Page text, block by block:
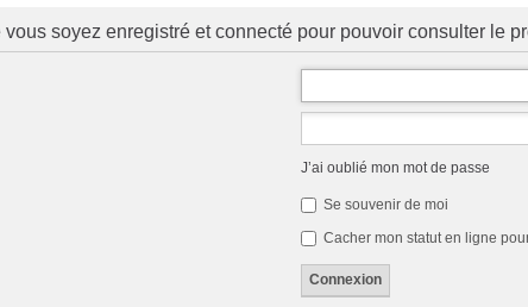
vous soyez enregistré et connecté pour pouvoir consulter le
J’ai oublié mon mot de passe
Se souvenir de moi
Cacher mon statut en ligne